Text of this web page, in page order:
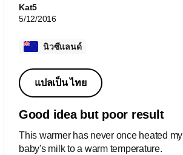
Kat5
5/12/2016
นิวซีแลนด์
แปลเป็น ไทย
Good idea but poor result
This warmer has never once heated my
baby's milk to a warm temperature.